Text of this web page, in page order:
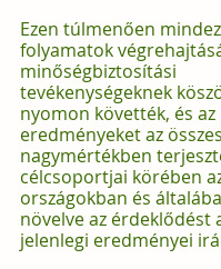
Ezen túlmenően
folyamatok
minőségbiztosítási
tevékenységeknek
nyomon követték, és az
eredményeket az
nagymértékben
célcsoportjai körében
országokban és
növelve az érdeklődést
jelenlegi eredményei